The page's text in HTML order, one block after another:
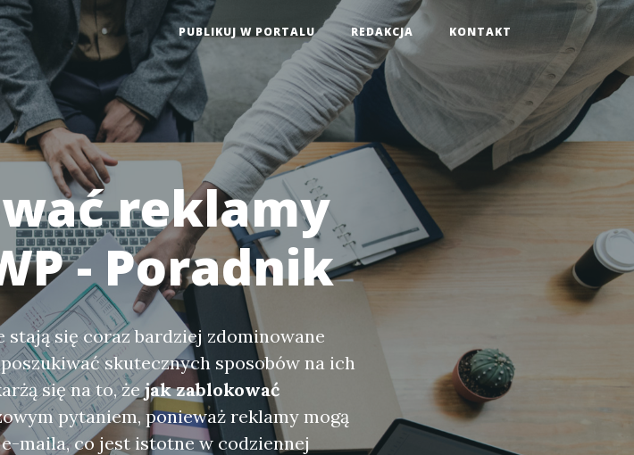
PUBLIKUJ W PORTALU REDAKCJA KONTAKT
reklamy
- Poradnik
się coraz bardziej zdominowane
skutecznych sposobów na ich
się na to, żejak zablokować
pytaniem, ponieważ reklamy mogą
maila, co jest istotne w codziennej